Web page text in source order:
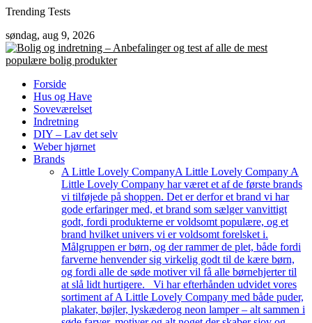
Skip
content
Trending Tests
søndag, aug 9, 2026
Forside
Hus og Have
Soveværelset
Indretning
DIY – Lav det selv
Weber hjørnet
Brands
A Little Lovely CompanyA Little Lovely Company A
Little Lovely Company har været et af de første brands
vi tilføjede på shoppen. Det er derfor et brand vi har
gode erfaringer med, et brand som sælger vanvittigt
godt, fordi produkterne er voldsomt populære, og et
brand hvilket univers vi er voldsomt forelsket i.
Målgruppen er børn, og der rammer de plet, både fordi
farverne henvender sig virkelig godt til de kære børn,
og fordi alle de søde motiver vil få alle børnehjerter til
at slå lidt hurtigere. Vi har efterhånden udvidet vores
sortiment af A Little Lovely Company med både puder,
plakater, bøjler, lyskæderog neon lamper – alt sammen i